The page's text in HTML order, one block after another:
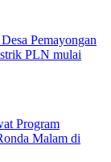
Pemayongan
PLN mulai
Program
Malam di